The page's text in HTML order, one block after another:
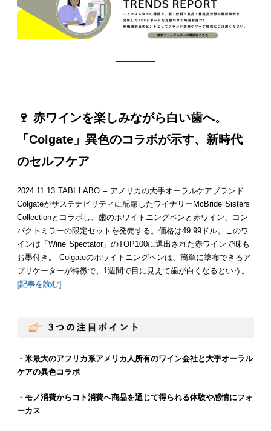
—————
🍷 赤ワインを楽しみながら白い歯へ。
「Colgate」異色のコラボが示す、新時代
のセルフケア
2024.11.13 TABI LABO – アメリカの大手オーラルケアブランド
Colgateがサステナビリティに配慮したワイナリーMcBride Sisters
Collectionとコラボし、歯のホワイトニングペンと赤ワイン、コン
パクトミラーの限定セットを発売する。価格は49.99ドル。このワ
インは「Wine Spectator」のTOP100に選出された赤ワインで味も
お墨付き。 Colgateのホワイトニングペンは、簡単に塗布できるア
プリケーターが特徴で、1週間で目に見えて歯が白くなるという。
[記事を読む]
・ 米最大のアフリカ系アメリカ人所有のワイン会社と大手オーラル
ケアの異色コラボ
・ モノ消費からコト消費へ商品を通じて得られる体験や感情にフォ
ーカス